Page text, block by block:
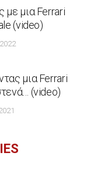
με μια Ferrari
(video)
μια Ferrari
(video)